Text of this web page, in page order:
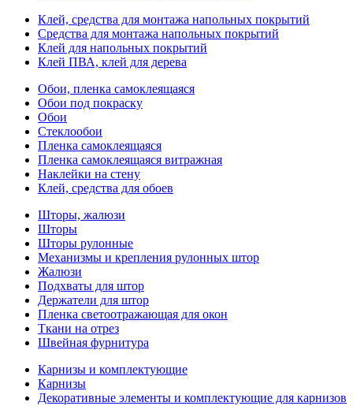
Клей, средства для монтажа напольных покрытий
Средства для монтажа напольных покрытий
Клей для напольных покрытий
Клей ПВА, клей для дерева
Обои, пленка самоклеящаяся
Обои под покраску
Обои
Стеклообои
Пленка самоклеящаяся
Пленка самоклеящаяся витражная
Наклейки на стену
Клей, средства для обоев
Шторы, жалюзи
Шторы
Шторы рулонные
Механизмы и крепления рулонных штор
Жалюзи
Подхваты для штор
Держатели для штор
Пленка светоотражающая для окон
Ткани на отрез
Швейная фурнитура
Карнизы и комплектующие
Карнизы
Декоративные элементы и комплектующие для карнизов